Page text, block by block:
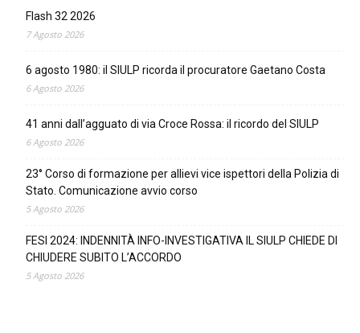
Flash 32 2026
7 Agosto 2026
6 agosto 1980: il SIULP ricorda il procuratore Gaetano Costa
6 Agosto 2026
41 anni dall’agguato di via Croce Rossa: il ricordo del SIULP
6 Agosto 2026
23° Corso di formazione per allievi vice ispettori della Polizia di
Stato. Comunicazione avvio corso
5 Agosto 2026
FESI 2024: INDENNITÀ INFO-INVESTIGATIVA IL SIULP CHIEDE DI
CHIUDERE SUBITO L’ACCORDO
5 Agosto 2026